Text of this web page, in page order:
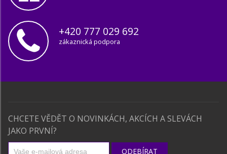
+420 777 029 692
zákaznická podpora
CHCETE VĚDĚT O NOVINKÁCH, AKCÍCH A SLEVÁCH
JAKO PRVNÍ?